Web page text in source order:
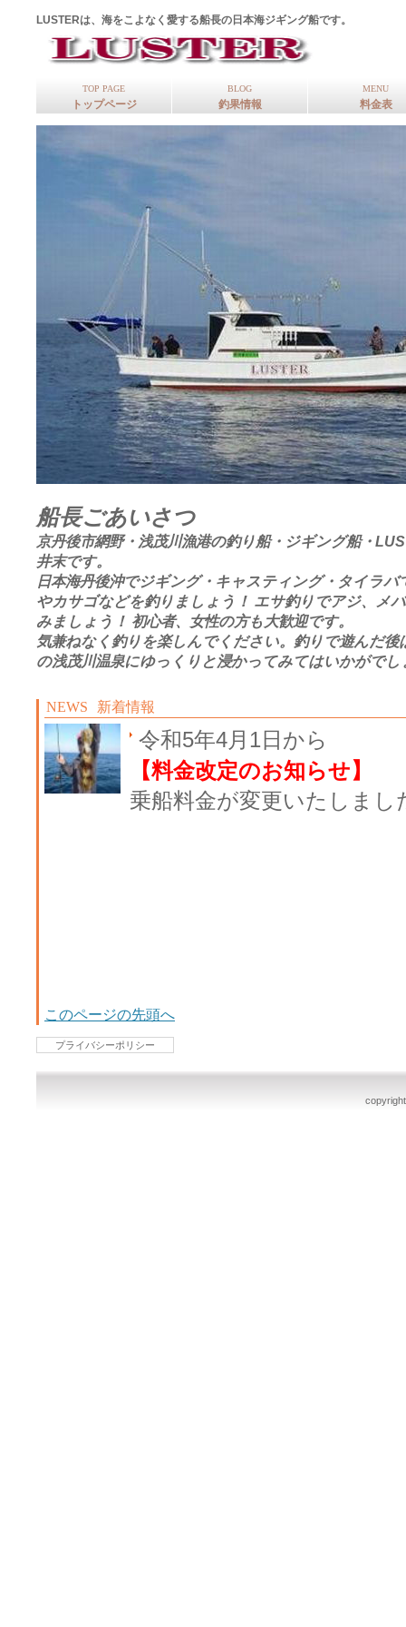
LUSTERは、海をこよなく愛する船長の日本海ジギング船です。
船長ごあいさつ
京丹後市網野・浅茂川漁港の釣り船・ジギング船・
井末です。
日本海丹後沖でジギング・キャスティング・タイラ
やカサゴなどを釣りましょう！ エサ釣りでアジ、メ
みましょう！ 初心者、女性の方も大歓迎です。
気兼ねなく釣りを楽しんでください。釣りで遊んだ後
の浅茂川温泉にゆっくりと浸かってみてはいかがでし
NEWS 新着情報
令和5年4月1日から
【料金改定のお知らせ】
乗船料金が変更いたしまし
このページの先頭へ
TOP PAGE
トップページ
BLOG
釣果情報
MENU
料金表
プライバシーポリシー